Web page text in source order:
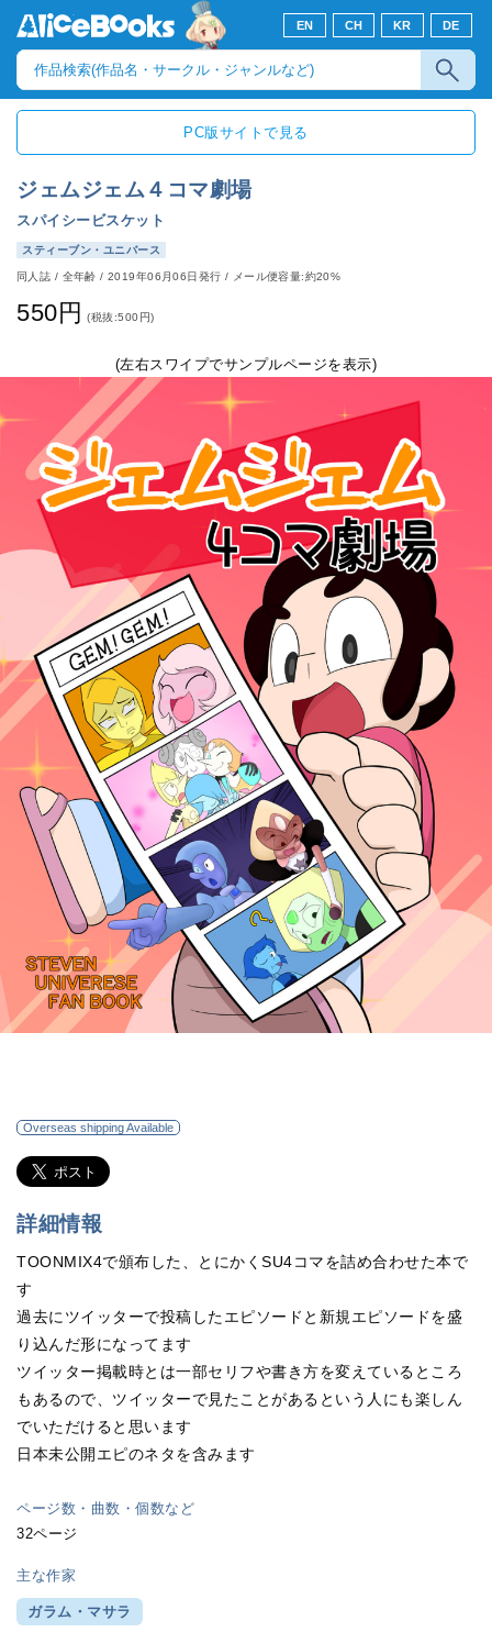
EN CH KR DE
PC版サイトで見る
ジェムジェム４コマ劇場
スパイシービスケット
スティーブン・ユニバース
同人誌 / 全年齢/2019年06月06日発行 / メール便容量:約20%
550円 (税抜:500円)
(左右スワイプでサンプルページを表示)
Overseas shipping Available
詳細情報
TOONMIX4で頒布した、とにかくSU4コマを詰め合わせた本で
す
過去にツイッターで投稿したエピソードと新規エピソードを盛
り込んだ形になってます
ツイッター掲載時とは一部セリフや書き方を変えているところ
もあるので、ツイッターで見たことがあるという人にも楽しん
でいただけると思います
日本未公開エピのネタを含みます
ページ数・曲数・個数など
32ページ
主な作家
ガラム・マサラ